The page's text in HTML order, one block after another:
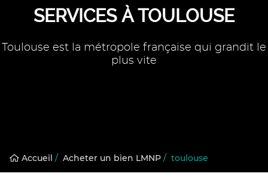
SERVICES À TOULOUSE
Toulouse est la métropole française qui grandit le
plus vite
Accueil / Acheter un bien LMNP / toulouse